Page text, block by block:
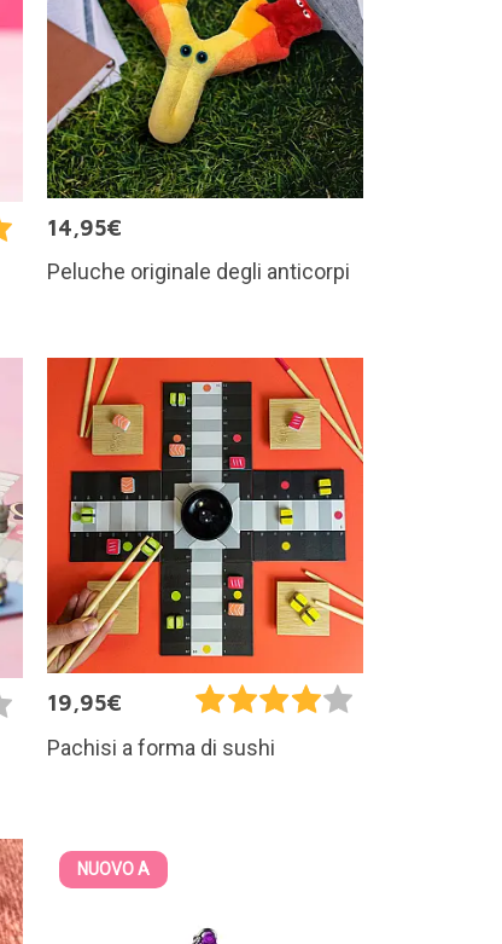
14,95€
Peluche originale degli anticorpi
19,95€
Pachisi a forma di sushi
NUOVO A